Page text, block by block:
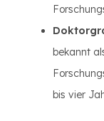
bekannt
bis vier